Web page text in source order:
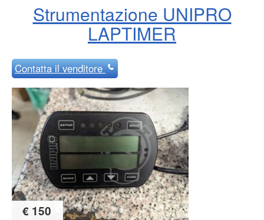
Strumentazione UNIPRO
LAPTIMER
Contattail venditore
€ 150